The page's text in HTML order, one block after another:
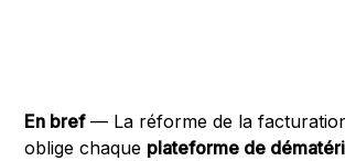
En bref— La réforme de la
oblige chaque plateforme de